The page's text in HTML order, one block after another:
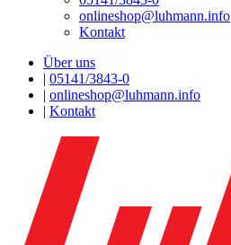
onlineshop@luhmann.info
Kontakt
Über uns
| 05141/3843-0
| onlineshop@luhmann.info
| Kontakt